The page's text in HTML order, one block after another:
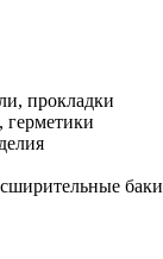
прокладки
герметики
баки